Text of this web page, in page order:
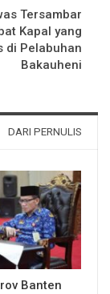
Tersambar
Kapal yang
di Pelabuhan
Bakauheni
DARI PERNULIS
Banten